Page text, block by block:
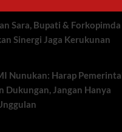
Sara, Bupati & Forkopimda
Sinergi Jaga Kerukunan
Nunukan: Harap
Dukungan, Jangan Hanya